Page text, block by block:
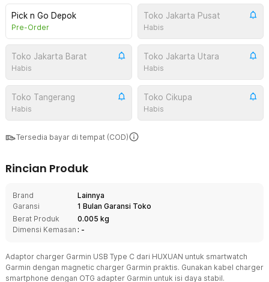
Pick n Go Depok
Pre-Order
Toko Jakarta Pusat
Habis
Toko Jakarta Barat
Habis
Toko Jakarta Utara
Habis
Toko Tangerang
Habis
Toko Cikupa
Habis
Tersedia bayar di tempat (COD)
Rincian Produk
Brand
Lainnya
Garansi
1 Bulan Garansi Toko
Berat Produk
0.005 kg
Dimensi Kemasan : -
Adaptor charger Garmin USB Type C dari HUXUAN untuk smartwatch
Garmin dengan magnetic charger Garmin praktis. Gunakan kabel charger
smartphone dengan OTG adapter Garmin untuk isi daya stabil.